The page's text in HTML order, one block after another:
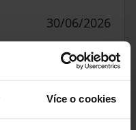
Více o cookies
30/06/2026
Brick